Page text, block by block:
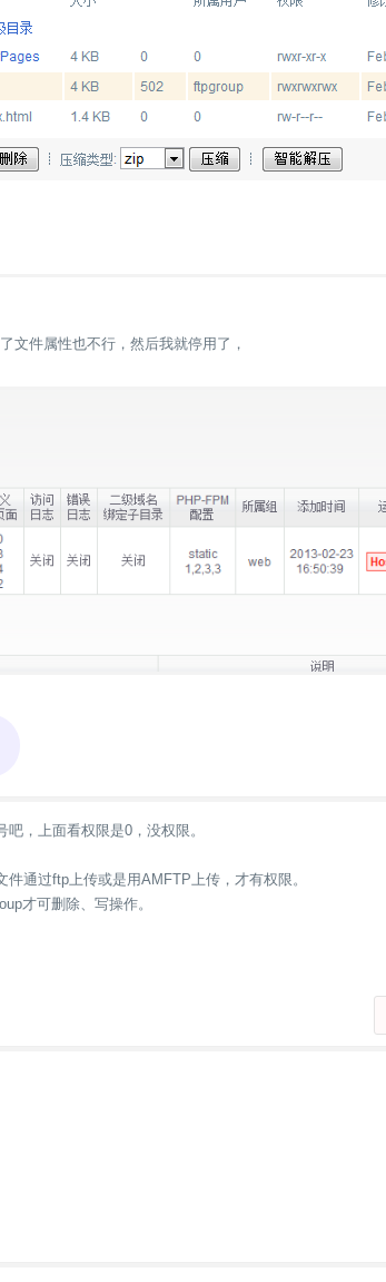
文件属性也不行，然后我就停用了，
，上面看权限是0，没权限。
通过ftp上传或是用AMFTP上传，才有权限。
才可删除、写操作。